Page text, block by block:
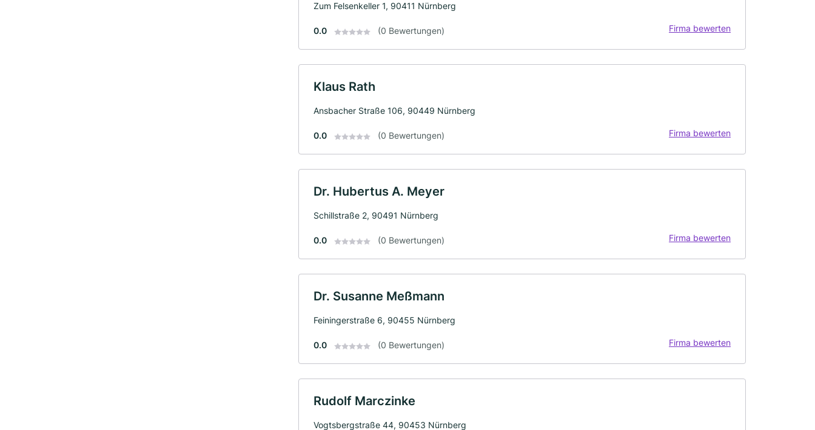
Zum Felsenkeller 1, 90411 Nürnberg
0.0 (0 Bewertungen) Firma bewerten
Klaus Rath
Ansbacher Straße 106, 90449 Nürnberg
0.0 (0 Bewertungen) Firma bewerten
Dr. Hubertus A. Meyer
Schillstraße 2, 90491 Nürnberg
0.0 (0 Bewertungen) Firma bewerten
Dr. Susanne Meßmann
Feiningerstraße 6, 90455 Nürnberg
0.0 (0 Bewertungen) Firma bewerten
Rudolf Marczinke
Vogtsbergstraße 44, 90453 Nürnberg